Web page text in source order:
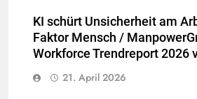
KI schürt Unsicherheit am
Faktor Mensch /
Workforce Trendreport 2026
21. April 2026